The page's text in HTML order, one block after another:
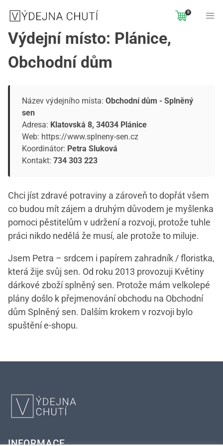
0
Výdejní místo: Plánice,
Obchodní dům
Název výdejního místa: Obchodní dům - Splněný
sen
Adresa: Klatovská 8, 34034 Plánice
Web: https://www.splneny-sen.cz
Koordinátor: Petra Sluková
Kontakt: 734 303 223
Chci jíst zdravé potraviny a zároveň to dopřát všem
co budou mít zájem a druhým důvodem je myšlenka
pomoci pěstitelům v udržení a rozvoji, protože tuhle
práci nikdo nedělá že musí, ale protože to miluje.
Jsem Petra – srdcem i papírem zahradník / floristka,
která žije svůj sen. Od roku 2013 provozuji Květiny
dárkové zboží splněný sen. Protože mám velkolepé
plány došlo k přejmenování obchodu na Obchodní
dům Splněný sen. Dalším krokem v rozvoji bylo
spuštění e-shopu.
INFORMACE